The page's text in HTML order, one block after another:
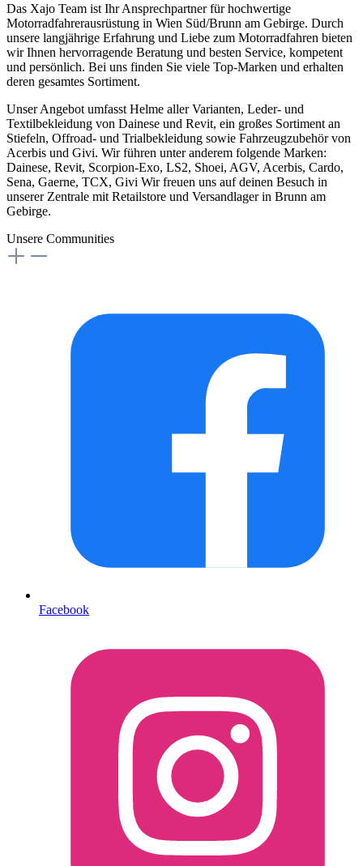
Das Xajo Team ist Ihr Ansprechpartner für hochwertige
Motorradfahrerausrüstung in Wien Süd/Brunn am Gebirge. Durch
unsere langjährige Erfahrung und Liebe zum Motorradfahren bieten
wir Ihnen hervorragende Beratung und besten Service, kompetent
und persönlich. Bei uns finden Sie viele Top-Marken und erhalten
deren gesamtes Sortiment.
Unser Angebot umfasst Helme aller Varianten, Leder- und
Textilbekleidung von Dainese und Revit, ein großes Sortiment an
Stiefeln, Offroad- und Trialbekleidung sowie Fahrzeugzubehör von
Acerbis und Givi. Wir führen unter anderem folgende Marken:
Dainese, Revit, Scorpion-Exo, LS2, Shoei, AGV, Acerbis, Cardo,
Sena, Gaerne, TCX, Givi Wir freuen uns auf deinen Besuch in
unserer Zentrale mit Retailstore und Versandlager in Brunn am
Gebirge.
Unsere Communities
Facebook